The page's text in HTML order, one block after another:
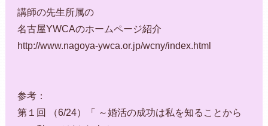
講師の先生所属の
名古屋YWCAのホームページ紹介
http://www.nagoya-ywca.or.jp/wcny/index.html
参考：
第１回 （6/24）「 ～婚活の成功は私を知ることから